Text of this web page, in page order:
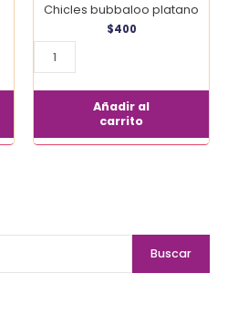
Buscar
Chicles bubbaloo platano
$400
Añadir al
carrito